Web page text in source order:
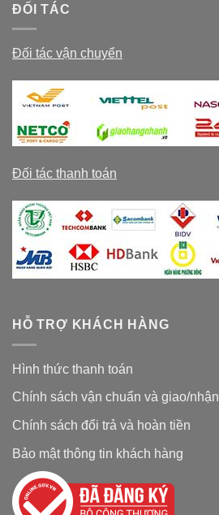
ĐỐI TÁC
Đối tác vận chuyển
Đối tác thanh toán
HỖ TRỢ KHÁCH HÀNG
Hình thức thanh toán
Chính sách vận chuẩn và giao/nhận
Chính sách đổi trả và hoàn tiền
Bảo mật thông tin khách hàng